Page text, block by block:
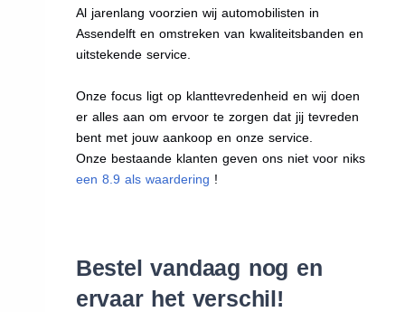
Al jarenlang voorzien wij automobilisten in
Assendelft en omstreken van kwaliteitsbanden en
uitstekende service.
Onze focus ligt op klanttevredenheid en wij doen
er alles aan om ervoor te zorgen dat jij tevreden
bent met jouw aankoop en onze service.
Onze bestaande klanten geven ons niet voor niks
een 8.9 als waardering !
Bestel vandaag nog en
ervaar het verschil!